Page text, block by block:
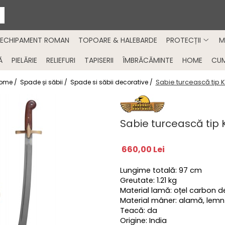
ECHIPAMENT ROMAN TOPOARE & HALEBARDE PROTECȚII
PIELĂRIE RELIEFURI TAPISERII ÎMBRĂCĂMINTE HOME
/ Spade și săbii / Spade si săbii decorative / Sabie turcească tip
Sabie turcească tip
660,00 Lei
Lungime totală: 97 cm
Greutate: 1.21 kg
Material lamă: oțel carbon
Material mâner: alamă, lemn
Teacă: da
Origine: India